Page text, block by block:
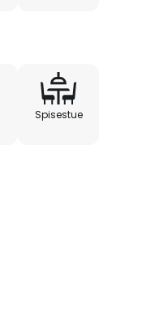
Spisestue